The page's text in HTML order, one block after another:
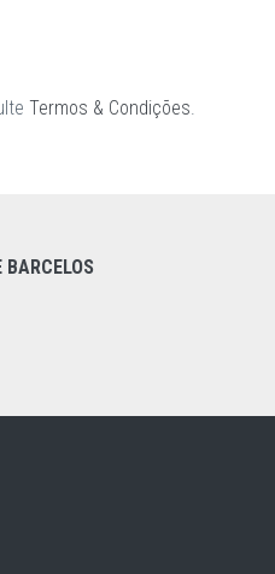
Termos & Condições.
BARCELOS